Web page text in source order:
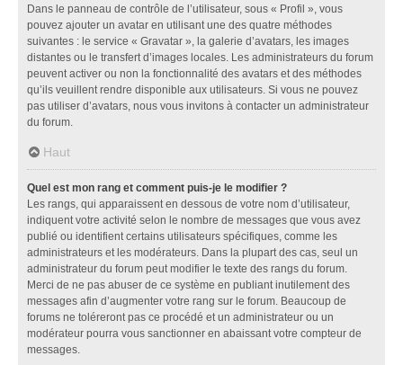
Dans le panneau de contrôle de l’utilisateur, sous « Profil », vous
pouvez ajouter un avatar en utilisant une des quatre méthodes
suivantes : le service « Gravatar », la galerie d’avatars, les images
distantes ou le transfert d’images locales. Les administrateurs du forum
peuvent activer ou non la fonctionnalité des avatars et des méthodes
qu’ils veuillent rendre disponible aux utilisateurs. Si vous ne pouvez
pas utiliser d’avatars, nous vous invitons à contacter un administrateur
du forum.
Haut
Quel est mon rang et comment puis-je le modifier ?
Les rangs, qui apparaissent en dessous de votre nom d’utilisateur,
indiquent votre activité selon le nombre de messages que vous avez
publié ou identifient certains utilisateurs spécifiques, comme les
administrateurs et les modérateurs. Dans la plupart des cas, seul un
administrateur du forum peut modifier le texte des rangs du forum.
Merci de ne pas abuser de ce système en publiant inutilement des
messages afin d’augmenter votre rang sur le forum. Beaucoup de
forums ne toléreront pas ce procédé et un administrateur ou un
modérateur pourra vous sanctionner en abaissant votre compteur de
messages.